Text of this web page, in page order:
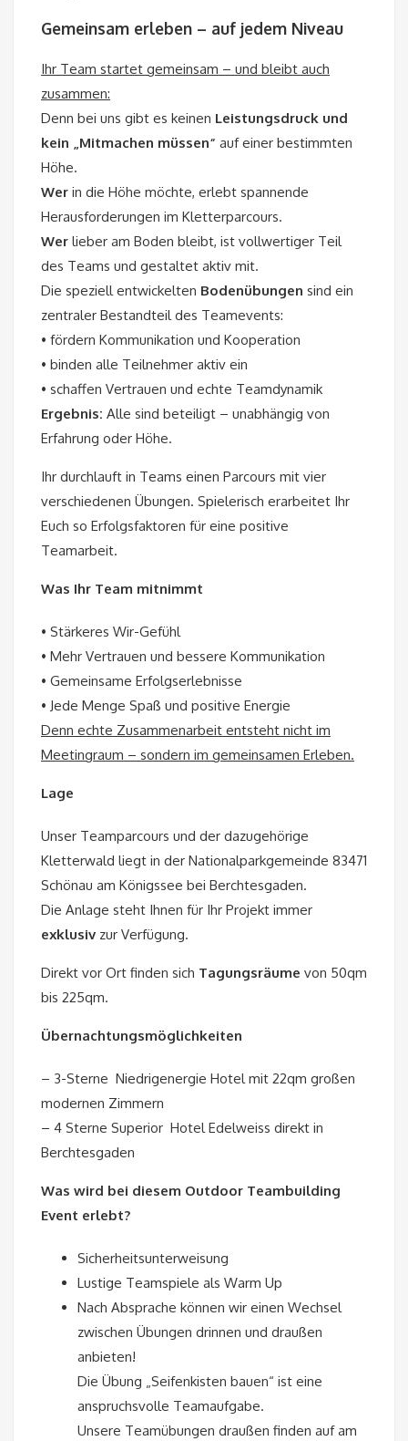
Gemeinsam erleben – auf jedem Niveau
Ihr Team startet gemeinsam – und bleibt auch
zusammen:
Denn bei uns gibt es keinen Leistungsdruck und
kein „Mitmachen müssen“ auf einer bestimmten
Höhe.
Wer in die Höhe möchte, erlebt spannende
Herausforderungen im Kletterparcours.
Wer lieber am Boden bleibt, ist vollwertiger Teil
des Teams und gestaltet aktiv mit.
Die speziell entwickelten Bodenübungen sind ein
zentraler Bestandteil des Teamevents:
• fördern Kommunikation und Kooperation
• binden alle Teilnehmer aktiv ein
• schaffen Vertrauen und echte Teamdynamik
Ergebnis: Alle sind beteiligt – unabhängig von
Erfahrung oder Höhe.
Ihr durchlauft in Teams einen Parcours mit vier
verschiedenen Übungen. Spielerisch erarbeitet Ihr
Euch so Erfolgsfaktoren für eine positive
Teamarbeit.
Was Ihr Team mitnimmt
• Stärkeres Wir-Gefühl
• Mehr Vertrauen und bessere Kommunikation
• Gemeinsame Erfolgserlebnisse
• Jede Menge Spaß und positive Energie
Denn echte Zusammenarbeit entsteht nicht im
Meetingraum – sondern im gemeinsamen Erleben.
Lage
Unser Teamparcours und der dazugehörige
Kletterwald liegt in der Nationalparkgemeinde 83471
Schönau am Königssee bei Berchtesgaden.
Die Anlage steht Ihnen für Ihr Projekt immer
exklusiv zur Verfügung.
Direkt vor Ort finden sich Tagungsräume von 50qm
bis 225qm.
Übernachtungsmöglichkeiten
– 3-Sterne Niedrigenergie Hotel mit 22qm großen
modernen Zimmern
– 4 Sterne Superior Hotel Edelweiss direkt in
Berchtesgaden
Was wird bei diesem Outdoor Teambuilding
Event erlebt?
Sicherheitsunterweisung
Lustige Teamspiele als Warm Up
Nach Absprache können wir einen Wechsel
zwischen Übungen drinnen und draußen
anbieten!
Die Übung „Seifenkisten bauen“ ist eine
anspruchsvolle Teamaufgabe.
Unsere Teamübungen draußen finden auf am